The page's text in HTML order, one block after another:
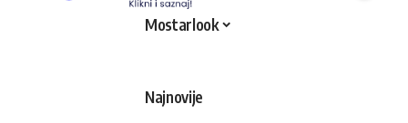
Mostarlook
Najnovije